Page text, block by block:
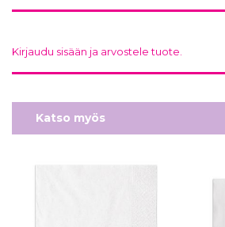
Kirjaudu sisään ja arvostele tuote.
Katso myös